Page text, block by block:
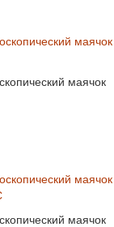
маячок
маячок